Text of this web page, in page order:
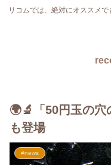
リコムでは、絶対にオススメ
🌍🔬「50円玉の穴
も登場
#news